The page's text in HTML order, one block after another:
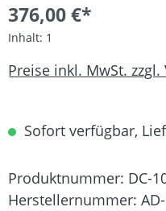
376,00 €*
Inhalt: 1
Preise inkl. MwSt.
Sofort verfügbar,
Produktnummer: DC-
Herstellernummer: